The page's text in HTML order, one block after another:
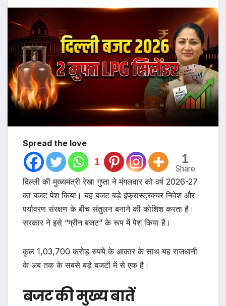
Spread the love
1 1
Share
दिल्ली की मुख्यमंत्री रेखा गुप्ता ने मंगलवार को वर्ष 2026-27
का बजट पेश किया। यह बजट बड़े इंफ्रास्ट्रक्चर निवेश और
पर्यावरण संरक्षण के बीच संतुलन बनाने की कोशिश करता है।
सरकार ने इसे “ग्रीन बजट” के रूप में पेश किया है।
कुल 1,03,700 करोड़ रुपये के आकार के साथ यह राजधानी
के अब तक के सबसे बड़े बजटों में से एक है।
बजट की मुख्य बातें